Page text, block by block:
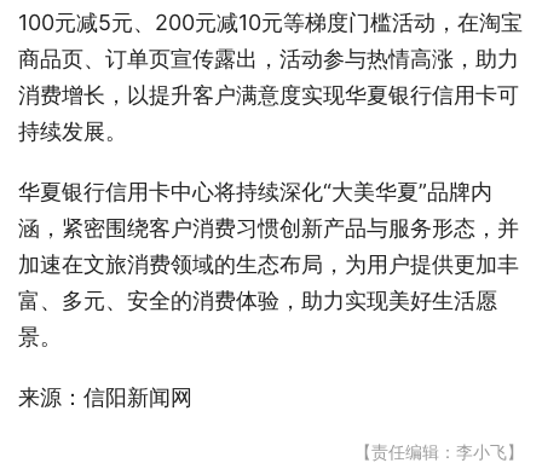
100元减5元、200元减10元等梯度门槛活动，在淘宝
商品页、订单页宣传露出，活动参与热情高涨，助力
消费增长，以提升客户满意度实现华夏银行信用卡可
持续发展。
华夏银行信用卡中心将持续深化“大美华夏”品牌内
涵，紧密围绕客户消费习惯创新产品与服务形态，并
加速在文旅消费领域的生态布局，为用户提供更加丰
富、多元、安全的消费体验，助力实现美好生活愿
景。
来源：信阳新闻网
【责任编辑：李小飞】